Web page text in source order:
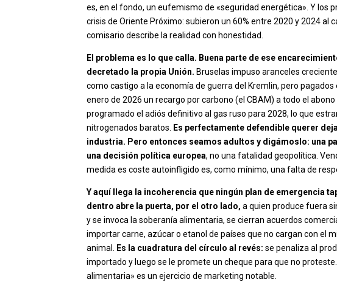
es, en el fondo, un eufemismo de «seguridad energética». Y los
crisis de Oriente Próximo: subieron un 60% entre 2020 y 2024 al
comisario describe la realidad con honestidad.
El problema es lo que calla. Buena parte de ese
decretado la propia Unión. Bruselas impuso aranceles
como castigo a la economía de guerra del Kremlin, pero
enero de 2026 un recargo por carbono (el CBAM) a todo el
programado el adiós definitivo al gas ruso para 2028, lo que
nitrogenados baratos.
Es perfectamente defendible querer
industria. Pero entonces seamos adultos y digámoslo: una
una decisión política europea, no una fatalidad geopolítica.
medida es coste autoinfligido es, como mínimo, una falta de
Y aquí llega la incoherencia que ningún plan de emergencia
dentro abre la puerta, por el otro lado, a quien produce fuera
y se invoca la soberanía alimentaria, se cierran acuerdos
importar carne, azúcar o etanol de países que no cargan con el
animal.
Es la cuadratura del círculo al revés: se penaliza al
importado y luego se le promete un cheque para que no
alimentaria» es un ejercicio de marketing notable.